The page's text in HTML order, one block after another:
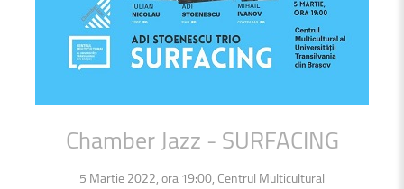
ChamberJazz - SURFACING
5 Martie 2022, ora 19:00, Centrul Multicultural